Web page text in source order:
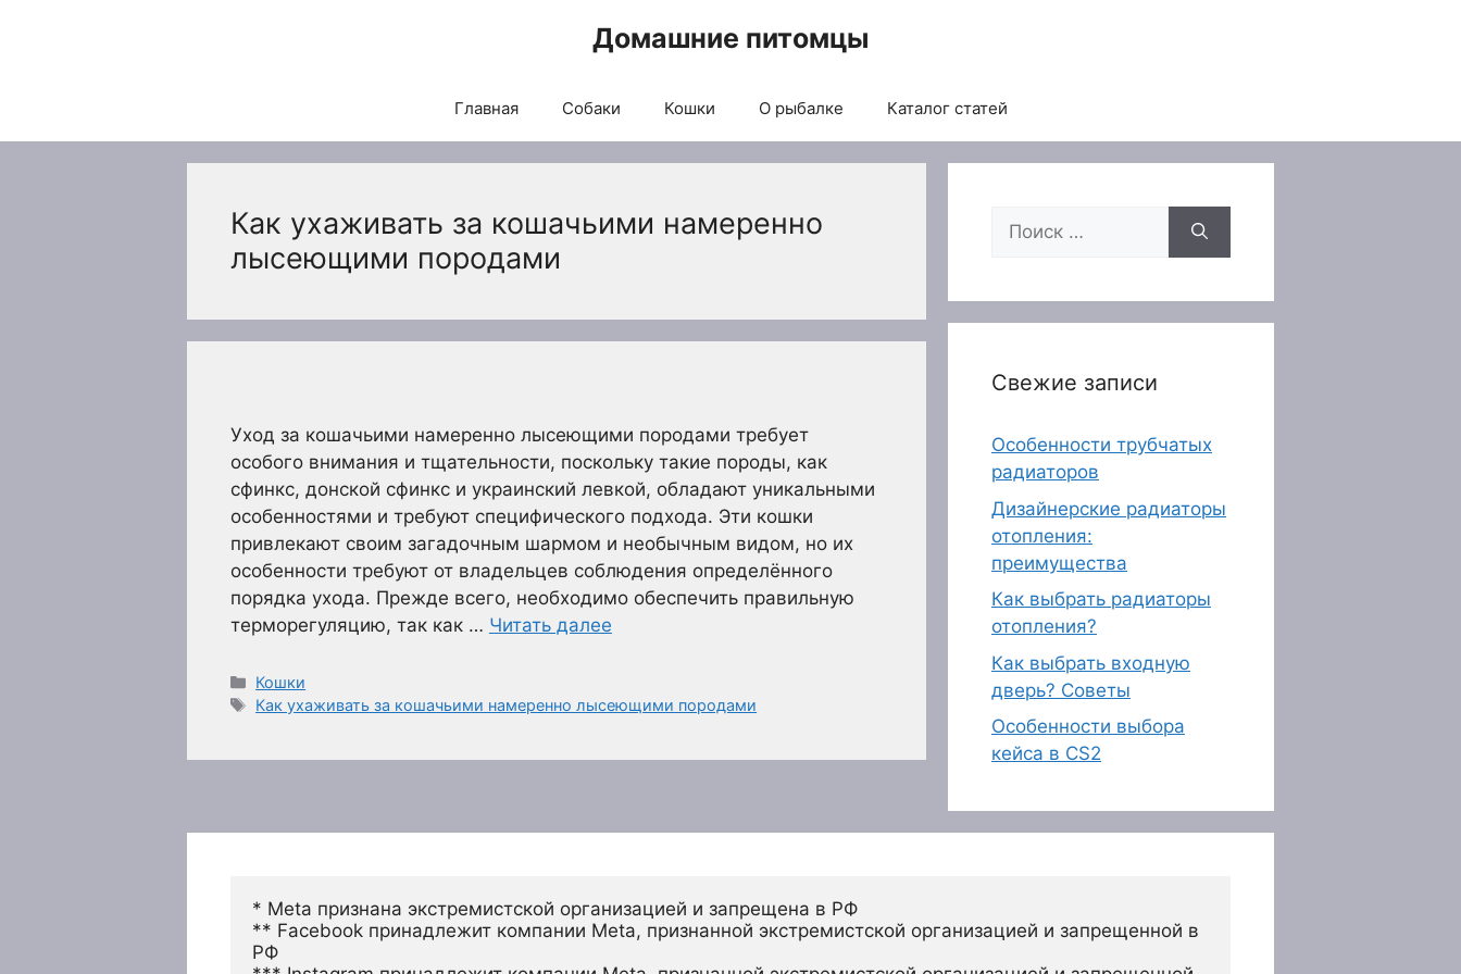
Домашние питомцы
Главная Собаки Кошки О рыбалке Каталог статей
Как ухаживать за кошачьими намеренно
лысеющими породами
Уход за кошачьими намеренно лысеющими породами требует
особого внимания и тщательности, поскольку такие породы, как
сфинкс, донской сфинкс и украинский левкой, обладают уникальными
особенностями и требуют специфического подхода. Эти кошки
привлекают своим загадочным шармом и необычным видом, но их
особенности требуют от владельцев соблюдения определённого
порядка ухода. Прежде всего, необходимо обеспечить правильную
терморегуляцию, так как … Читать далее
Рубрики
Кошки
Метки
Как ухаживать за кошачьими намеренно лысеющими породами
Поиск:
Свежие записи
Особенности трубчатых
радиаторов
Дизайнерские радиаторы
отопления:
преимущества
Как выбрать радиаторы
отопления?
Как выбрать входную
дверь? Советы
Особенности выбора
кейса в CS2
* Meta признана экстремистской организацией и запрещена в РФ
** Facebook принадлежит компании Meta, признанной экстремистской организацией и запрещенной в
РФ